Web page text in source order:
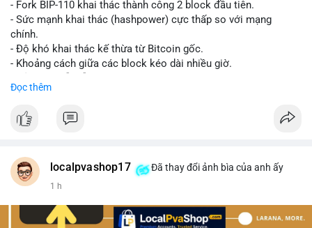
- Fork BIP-110 khai thác thành công 2 block đầu tiên.
- Sức mạnh khai thác (hashpower) cực thấp so với mạng
chính.
- Độ khó khai thác kế thừa từ Bitcoin gốc.
- Khoảng cách giữa các block kéo dài nhiều giờ.
#vlikevn #titanbot
Đọc thêm
localpvashop17 Đã thay đổi ảnh bìa của anh ấy
1 h